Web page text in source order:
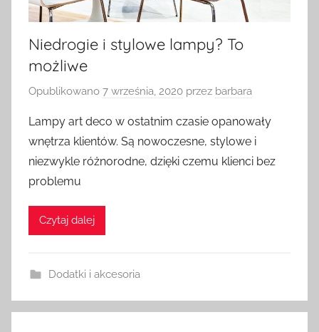
Niedrogie i stylowe lampy? To
możliwe
Opublikowano 7 września, 2020 przez barbara
Lampy art deco w ostatnim czasie opanowały
wnętrza klientów. Są nowoczesne, stylowe i
niezwykle różnorodne, dzięki czemu klienci bez
problemu
Czytaj dalej
Dodatki i akcesoria